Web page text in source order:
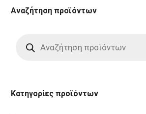
Αναζήτηση προϊόντων
search
Κατηγορίες προϊόντων